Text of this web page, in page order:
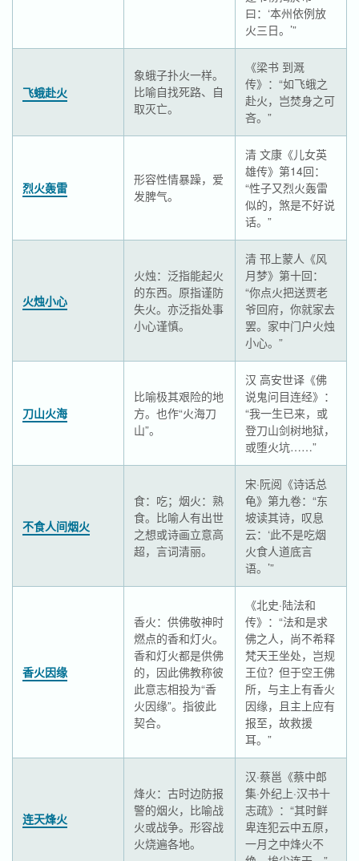
曰：‘本州依例放
火三日。’”
飞蛾赴火
象蛾子扑火一样。
比喻自找死路、自
取灭亡。
《梁书 到溉
传》：“如飞蛾之
赴火，岂焚身之可
吝。”
烈火轰雷
形容性情暴躁，爱
发脾气。
清 文康《儿女英
雄传》第14回：
“性子又烈火轰雷
似的，煞是不好说
话。”
火烛小心
火烛：泛指能起火
的东西。原指谨防
失火。亦泛指处事
小心谨慎。
清 邗上蒙人《风
月梦》第十回：
“你点火把送贾老
爷回府，你就家去
罢。家中门户火烛
小心。”
刀山火海
比喻极其艰险的地
方。也作“火海刀
山”。
汉 高安世译《佛
说鬼问目连经》：
“我一生已来，或
登刀山剑树地狱，
或堕火坑……”
不食人间烟火
食：吃；烟火：熟
食。比喻人有出世
之想或诗画立意高
超，言词清丽。
宋·阮阅《诗话总
龟》第九卷：“东
坡读其诗，叹息
云：‘此不是吃烟
火食人道底言
语。’”
香火因缘
香火：供佛敬神时
燃点的香和灯火。
香和灯火都是供佛
的，因此佛教称彼
此意志相投为“香
火因缘”。指彼此
契合。
《北史·陆法和
传》：“法和是求
佛之人，尚不希释
梵天王坐处，岂规
王位？但于空王佛
所，与主上有香火
因缘，且主上应有
报至，故救援
耳。”
连天烽火
烽火：古时边防报
警的烟火，比喻战
火或战争。形容战
火烧遍各地。
汉·蔡邕《蔡中郎
集·外纪上·汉书十
志疏》：“其时鲜
卑连犯云中五原，
一月之中烽火不